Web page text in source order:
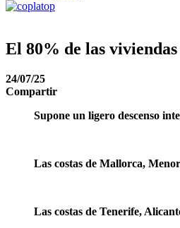
El 80% de las
24/07/25
Compartir
Supone un ligero descenso
Las costas de Mallorca,
Las costas de Tenerife,